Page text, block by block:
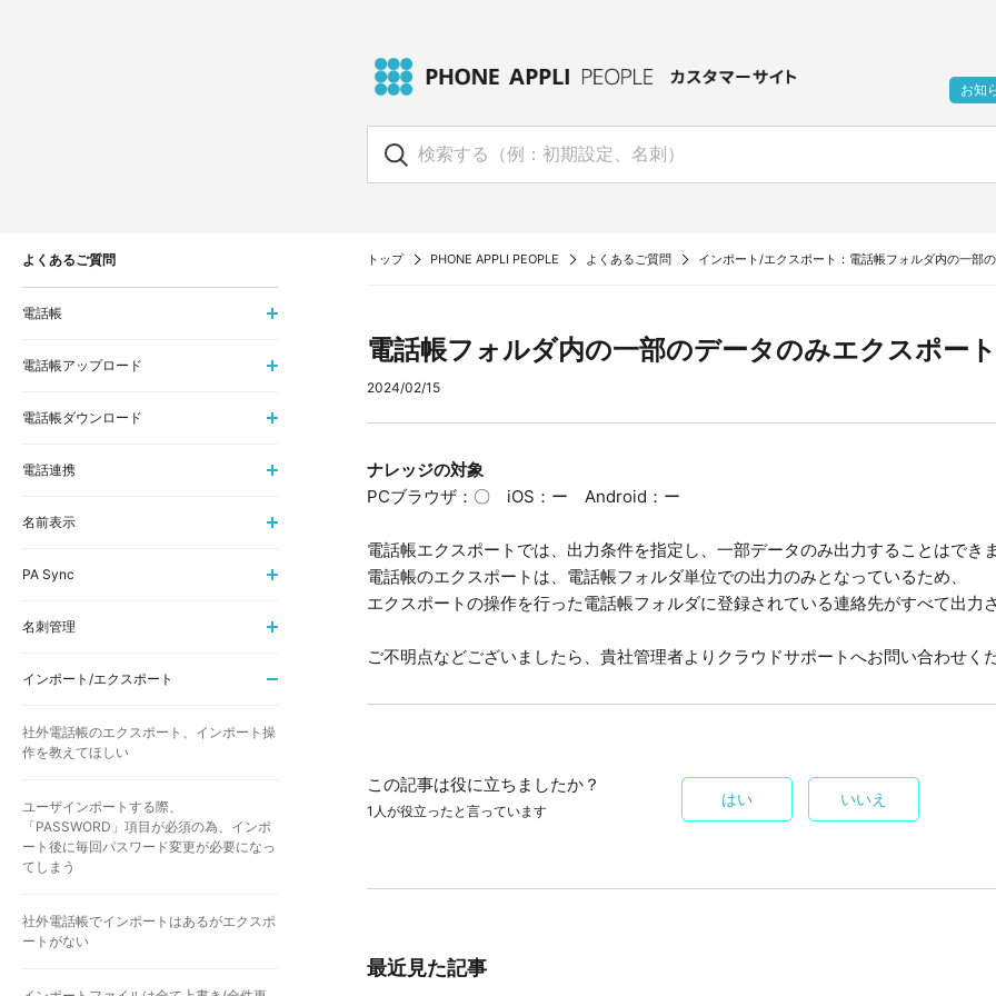
お知
トップ PHONE APPLI PEOPLE よくあるご質問 インポート/エクスポート：電話帳フォルダ内の一部
電話帳フォルダ内の一部のデータのみエクスポー
2024/02/15
ナレッジの対象
PCブラウザ：〇 iOS：ー Android：ー
電話帳エクスポートでは、出力条件を指定し、一部データのみ出力することはできま
電話帳のエクスポートは、電話帳フォルダ単位での出力のみとなっているため、
エクスポートの操作を行った電話帳フォルダに登録されている連絡先がすべて出力さ
ご不明点などございましたら、貴社管理者よりクラウドサポートへお問い合わせくだ
この記事は役に立ちましたか？
1人が役立ったと言っています
はい いいえ
最近見た記事
よくあるご質問
電話帳
電話帳アップロード
電話帳ダウンロード
電話連携
名前表示
PA Sync
名刺管理
インポート/エクスポート
社外電話帳のエクスポート、インポート操
作を教えてほしい
ユーザインポートする際、
「PASSWORD」項目が必須の為、インポ
ート後に毎回パスワード変更が必要になっ
てしまう
社外電話帳でインポートはあるがエクスポ
ートがない